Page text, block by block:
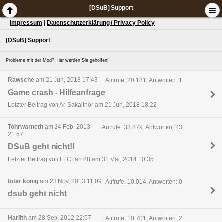
[DSuB] Support
Impressum Datenschutzerklärung / Privacy Policy
[DSuB] Support
Probleme mit der Mod? Hier werden Sie geholfen!
Rawsche am 21 Jun, 2018 17:43 Aufrufe: 20.181, Antworten: 1
Game crash - Hilfeanfrage
Letzter Beitrag von Ar-Sakalthôr am 21 Jun, 2018 18:22
Tohrwarneth am 24 Feb, 2013
21:57
Aufrufe: 33.879, Antworten: 23
DSuB geht nicht!!
Letzter Beitrag von LFCFan 88 am 31 Mai, 2014 10:35
toter könig am 23 Nov, 2013 11:09 Aufrufe: 10.014, Antworten: 0
dsub geht nicht
Harlith am 28 Sep, 2012 22:57 Aufrufe: 10.701, Antworten: 2